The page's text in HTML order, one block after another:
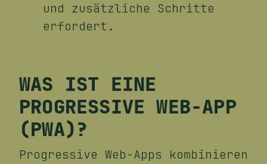
und zusätzliche Schritte
erfordert.
WAS IST EINE
PROGRESSIVE WEB-APP
(PWA)?
Progressive Web-Apps kombinieren